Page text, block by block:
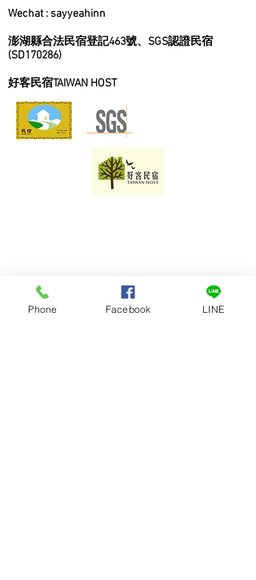
Wechat : sayyeahinn
澎湖縣合法民宿登記463號、SGS認證民宿
(SD170286)
好客民宿TAIWAN HOST
Phone Facebook LINE